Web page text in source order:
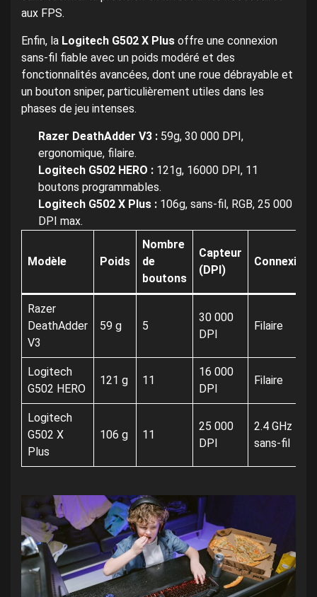
aux FPS.
Enfin, la Logitech G502 X Plus offre une connexion
sans-fil fiable avec un poids modéré et des
fonctionnalités avancées, dont une roue débrayable et
un bouton sniper, particulièrement utiles dans les
phases de jeu intenses.
Razer DeathAdder V3 : 59g, 30 000 DPI,
ergonomique, filaire.
Logitech G502 HERO : 121g, 16000 DPI, 11
boutons programmables.
Logitech G502 X Plus : 106g, sans-fil, RGB, 25 000
DPI max.
Modèle Poids
Nombre
de
boutons
Capteur
(DPI)
Connexion
Razer
DeathAdder
V3
59 g 5
30 000
DPI
Filaire
Logitech
G502 HERO
121 g 11
16 000
DPI
Filaire
Logitech
G502 X
Plus
106 g 11
25 000
DPI
2.4 GHz
sans-fil